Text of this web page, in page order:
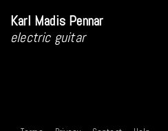
Karl Madis Pennar
electric guitar